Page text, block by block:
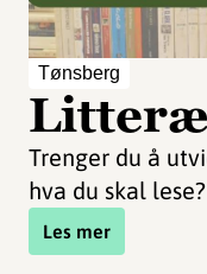
Tønsberg
Trenger du å
hva du skal lese?
Les mer